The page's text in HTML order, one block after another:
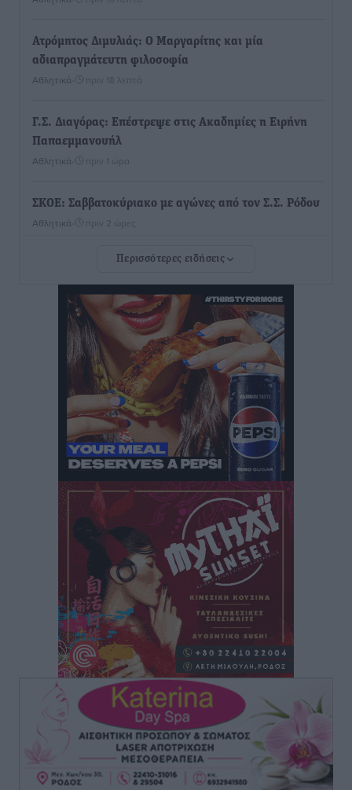
Ατρόμητος Διμυλιάς: Ο Μαργαρίτης και μία
αδιαπραγμάτευτη φιλοσοφία
Αθλητικά πριν 18 λεπτά
Γ.Σ. Διαγόρας: Επέστρεψε στις Ακαδημίες η Ειρήνη
Παπαεμμανουήλ
Αθλητικά πριν 1 ώρα
ΣΚΟΕ: Σαββατοκύριακο με αγώνες από τον Σ.Σ. Ρόδου
Αθλητικά πριν 2 ώρες
Συνελήφθη 37χρονη στη Ρόδο γιατί είχε αφήσει τα
τρία ανήλικα παιδιά της χωρίς επιτήρηση
Τοπικές Ειδήσεις πριν 2 ώρες
Σταυρός Καλυθιών: Απέκτησε την Φωτεινή Πιζάνια
Αθλητικά • πριν 3 ώρες
Το Yucatan Show έρχεται στη Ρόδο με τον Frankie
Πολιτιστικά• πριν 4 ώρες
Σι Τζέι Χάρις: «Να πανηγυρίσουμε πολλές νίκες μαζί»
Ροδήλιος: Ο απολογισμός από το Πανελλήνιο
Πρωτάθλημα Πίστας
• πριν 4 ώρες
Διαγόρας: Μετεγγραφικό ντεμαράζ
Αθλητικά• πριν 4 ώρες
Γ.Σ. Διαγόρας: Εντατική προετοιμασία και επιστροφή
Ρίζου στις Ακαδημίες
Αθλητικά πριν 4 ώρες
Εθνική Ανδρών: Ραντεβού στο Telekom Center Athens
Περισσότερες ειδήσεις